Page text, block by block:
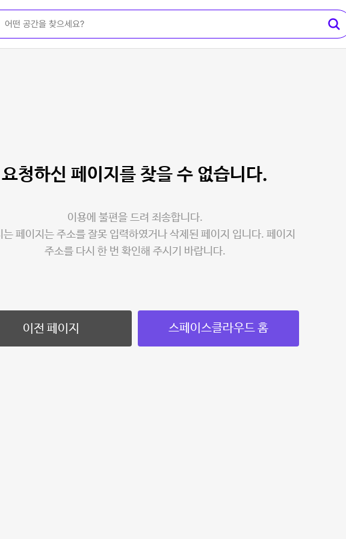
요청하신 페이지를 찾을 수 없습니다.
이용에 불편을 드려 죄송합니다.
는 페이지는 주소를 잘못 입력하였거나 삭제된 페이지 입니다. 페이지
주소를 다시 한 번 확인해 주시기 바랍니다.
이전 페이지 스페이스클라우드 홈